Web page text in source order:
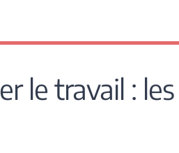
le travail :